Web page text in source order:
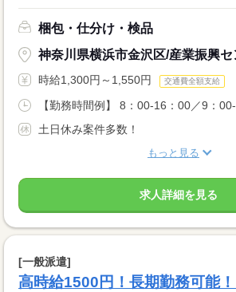
梱包・仕分け・検品
神奈川県横浜市金沢区/産業振興セ
時給1,300円～1,550円 交通費全額支給
【勤務時間例】 8：00-16：00／9：00-
土日休み案件多数！
もっと見る
求人詳細を見る
[一般派遣]
高時給1500円！長期勤務可能！